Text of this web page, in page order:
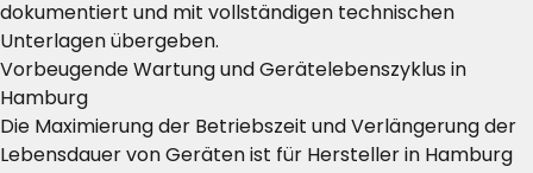
dokumentiert und mit vollständigen technischen
Unterlagen übergeben.
Vorbeugende Wartung und Gerätelebenszyklus in
Hamburg
Die Maximierung der Betriebszeit und Verlängerung der
Lebensdauer von Geräten ist für Hersteller in Hamburg